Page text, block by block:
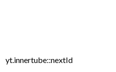
yt.innertube::nextId